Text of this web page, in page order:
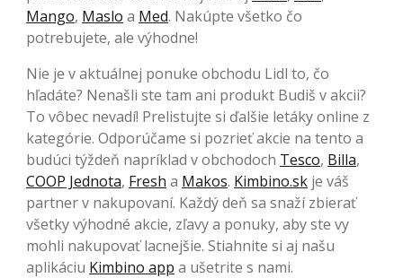
Mango, Maslo a Med. Nakúpte všetko čo
potrebujete, ale výhodne!
Nie je v aktuálnej ponuke obchodu Lidl to, čo
hľadáte? Nenašli ste tam ani produkt Budiš v akcii?
To vôbec nevadí! Prelistujte si ďalšie letáky online z
kategórie. Odporúčame si pozrieť akcie na tento a
budúci týždeň napríklad v obchodoch Tesco, Billa,
COOP Jednota, Fresh a Makos. Kimbino.sk je váš
partner v nakupovaní. Každý deň sa snaží zbierať
všetky výhodné akcie, zľavy a ponuky, aby ste vy
mohli nakupovať lacnejšie. Stiahnite si aj našu
aplikáciu Kimbino app a ušetrite s nami.